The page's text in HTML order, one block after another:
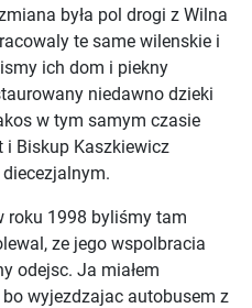
była pol drogi z Wilna
te same wilenskie i
ich dom i piekny
niedawno dzieki
w tym samym czasie
i Biskup Kaszkiewicz
roku 1998 byliśmy tam
ze jego wspolbracia
odejsc. Ja miałem
wyjezdzajac autobusem z